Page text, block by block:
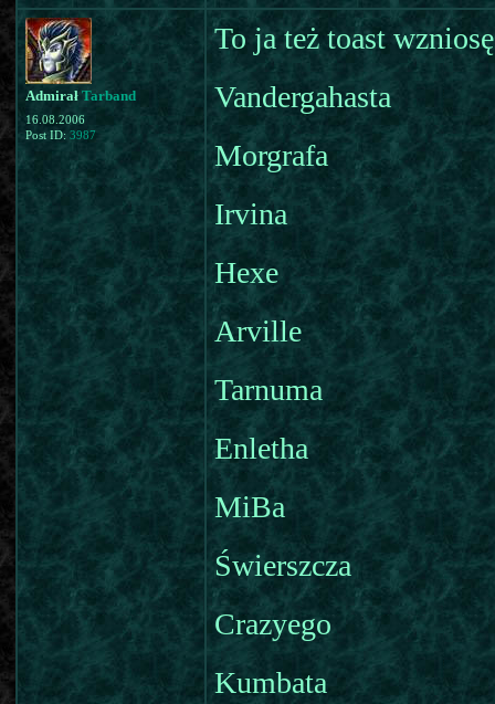
Admirał Tarband
16.08.2006
Post ID: 3987
To ja też toast
Vandergahasta
Morgrafa
Irvina
Hexe
Arville
Tarnuma
Enletha
MiBa
Świerszcza
Crazyego
Kumbata